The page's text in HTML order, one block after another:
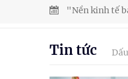
Quảng Trị:
Tin tức